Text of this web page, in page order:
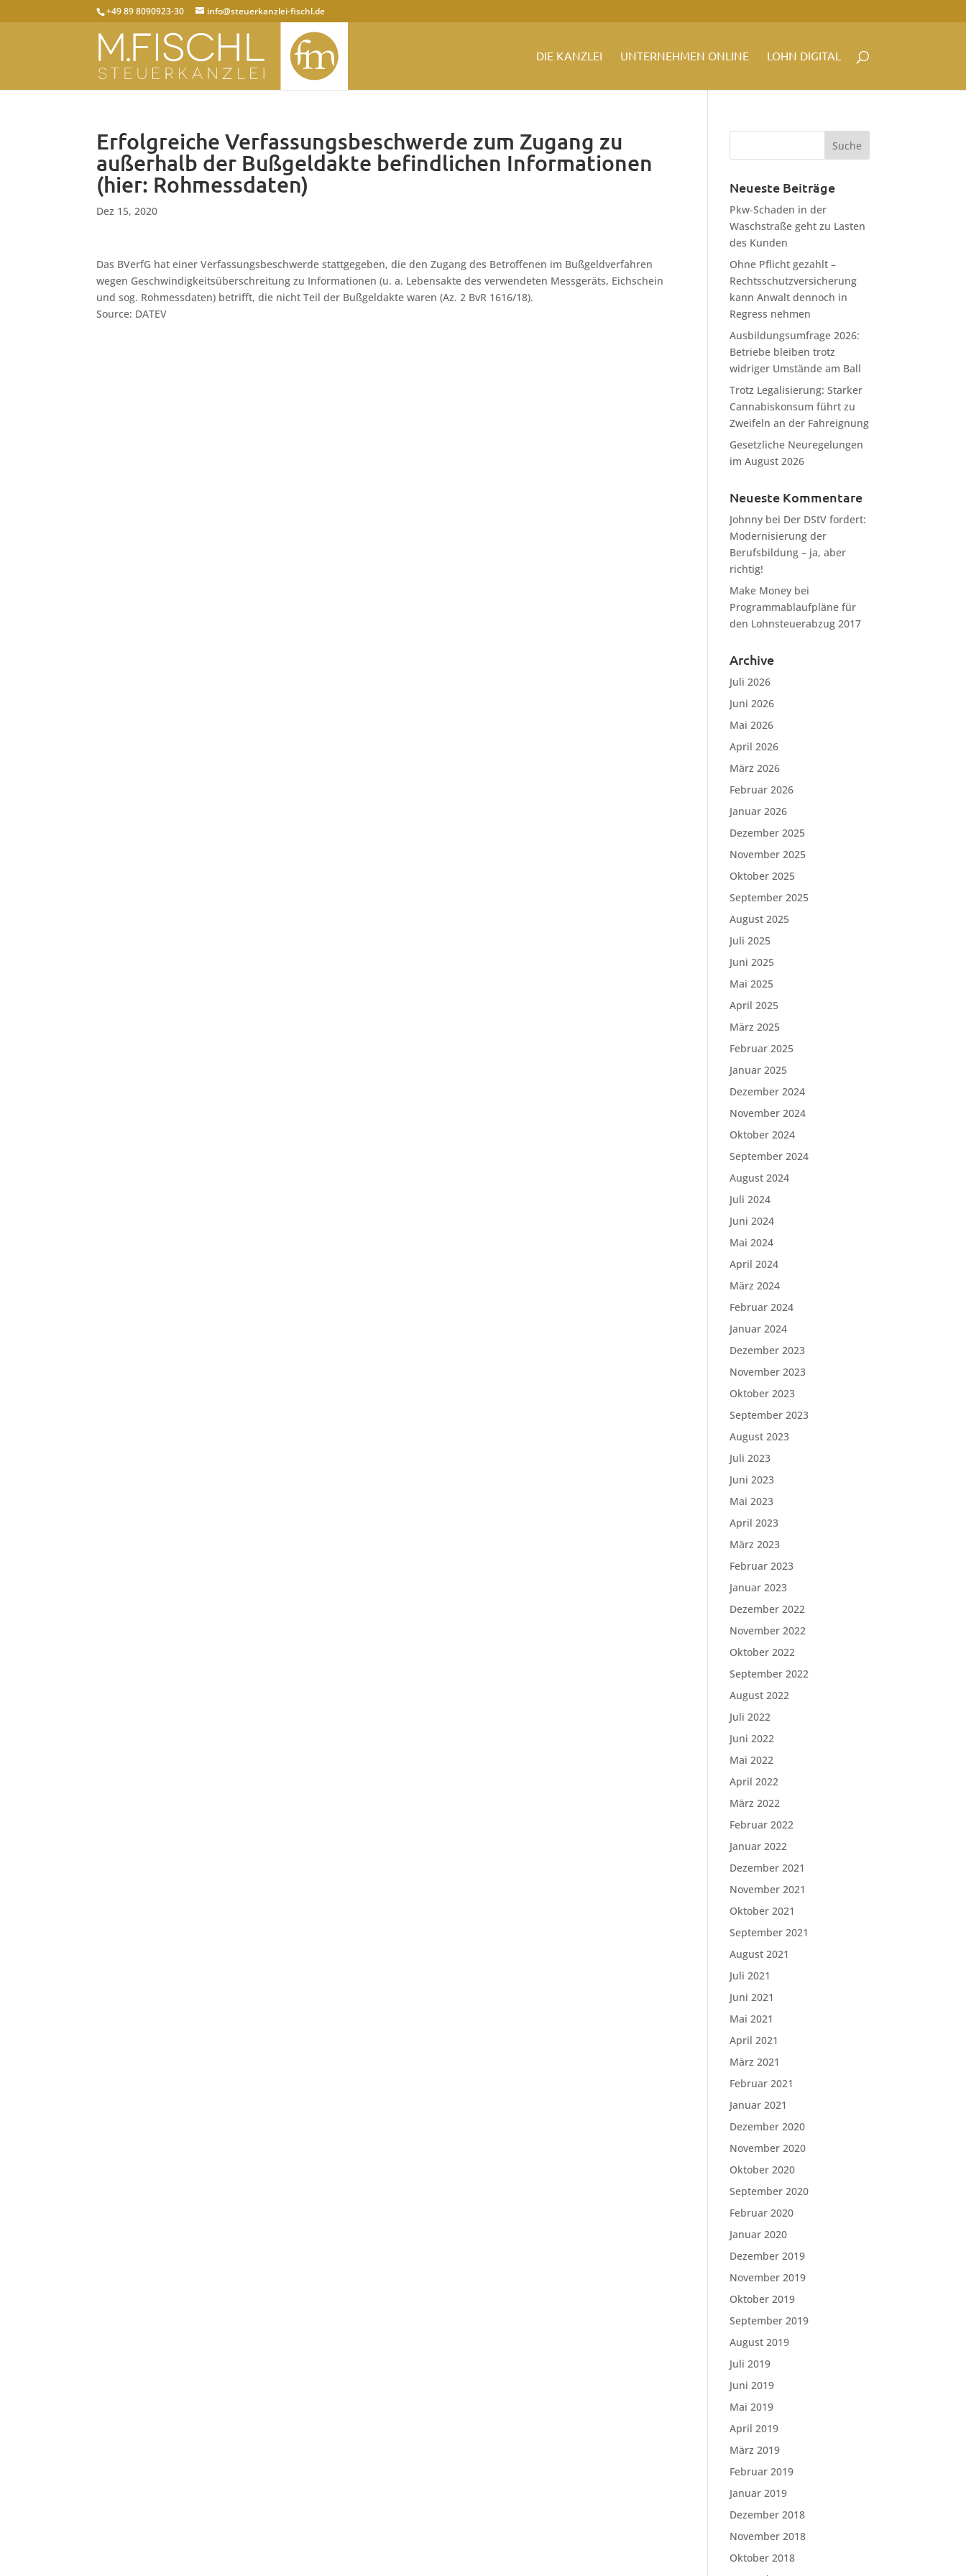
+49 89 8090923-30 info@steuerkanzlei-fischl.de
DIE KANZLEI UNTERNEHMEN ONLINE LOHN DIGITAL
Erfolgreiche Verfassungsbeschwerde zum Zugang zu
außerhalb der Bußgeldakte befindlichen Informationen
(hier: Rohmessdaten)
Dez 15, 2020
Das BVerfG hat einer Verfassungsbeschwerde stattgegeben, die den Zugang des Betroffenen im Bußgeldverfahren
wegen Geschwindigkeitsüberschreitung zu Informationen (u. a. Lebensakte des verwendeten Messgeräts, Eichschein
und sog. Rohmessdaten) betrifft, die nicht Teil der Bußgeldakte waren (Az. 2 BvR 1616/18).
Source: DATEV
Neueste Beiträge
Pkw-Schaden in der
Waschstraße geht zu Lasten
des Kunden
Ohne Pflicht gezahlt –
Rechtsschutzversicherung
kann Anwalt dennoch in
Regress nehmen
Ausbildungsumfrage 2026:
Betriebe bleiben trotz
widriger Umstände am Ball
Trotz Legalisierung: Starker
Cannabiskonsum führt zu
Zweifeln an der Fahreignung
Gesetzliche Neuregelungen
im August 2026
Neueste Kommentare
Johnny bei Der DStV fordert:
Modernisierung der
Berufsbildung – ja, aber
richtig!
Make Money bei
Programmablaufpläne für
den Lohnsteuerabzug 2017
Archive
Juli 2026
Juni 2026
Mai 2026
April 2026
März 2026
Februar 2026
Januar 2026
Dezember 2025
November 2025
Oktober 2025
September 2025
August 2025
Juli 2025
Juni 2025
Mai 2025
April 2025
März 2025
Februar 2025
Januar 2025
Dezember 2024
November 2024
Oktober 2024
September 2024
August 2024
Juli 2024
Juni 2024
Mai 2024
April 2024
März 2024
Februar 2024
Januar 2024
Dezember 2023
November 2023
Oktober 2023
September 2023
August 2023
Juli 2023
Juni 2023
Mai 2023
April 2023
März 2023
Februar 2023
Januar 2023
Dezember 2022
November 2022
Oktober 2022
September 2022
August 2022
Juli 2022
Juni 2022
Mai 2022
April 2022
März 2022
Februar 2022
Januar 2022
Dezember 2021
November 2021
Oktober 2021
September 2021
August 2021
Juli 2021
Juni 2021
Mai 2021
April 2021
März 2021
Februar 2021
Januar 2021
Dezember 2020
November 2020
Oktober 2020
September 2020
Februar 2020
Januar 2020
Dezember 2019
November 2019
Oktober 2019
September 2019
August 2019
Juli 2019
Juni 2019
Mai 2019
April 2019
März 2019
Februar 2019
Januar 2019
Dezember 2018
November 2018
Oktober 2018